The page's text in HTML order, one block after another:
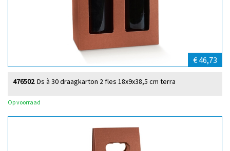
€ 46,73
Ds à 30 draagkarton 2 fles 18x9x38,5 cm terra
476502
Op voorraad